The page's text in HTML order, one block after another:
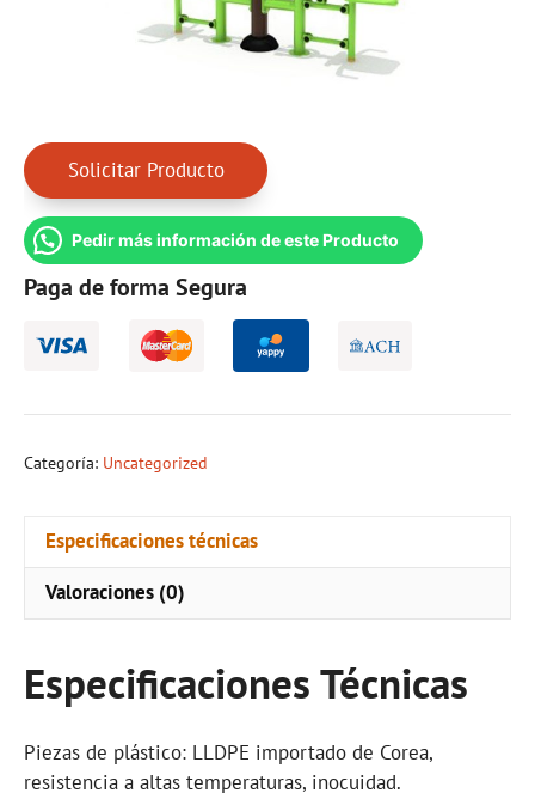
Solicitar Producto
Pedir más información de este Producto
Paga de forma Segura
Categoría: Uncategorized
Especificaciones técnicas
Valoraciones (0)
Especificaciones Técnicas
Piezas de plástico: LLDPE importado de Corea,
resistencia a altas temperaturas, inocuidad.